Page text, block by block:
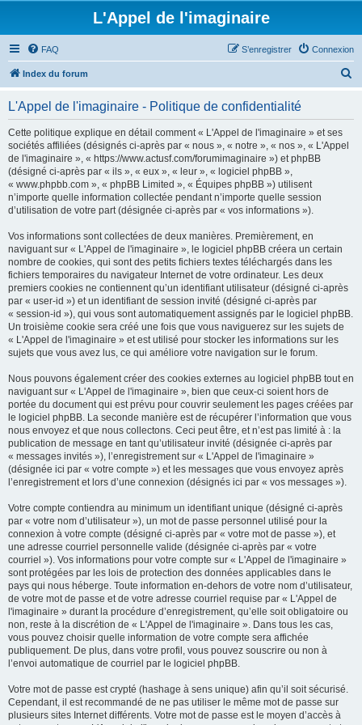
L'Appel de l'imaginaire
FAQ Connexion
S’enregistrer
Index du forum
L'Appel de l'imaginaire - Politique de confidentialité
Cette politique explique en détail comment « L'Appel de l'imaginaire » et ses
sociétés affiliées (désignés ci-après par « nous », « notre », « nos », « L'Appel
de l'imaginaire », « https://www.actusf.com/forumimaginaire ») et phpBB
(désigné ci-après par « ils », « eux », « leur », « logiciel phpBB »,
« www.phpbb.com », « phpBB Limited », « Équipes phpBB ») utilisent
n’importe quelle information collectée pendant n’importe quelle session
d’utilisation de votre part (désignée ci-après par « vos informations »).
Vos informations sont collectées de deux manières. Premièrement, en
naviguant sur « L'Appel de l'imaginaire », le logiciel phpBB créera un certain
nombre de cookies, qui sont des petits fichiers textes téléchargés dans les
fichiers temporaires du navigateur Internet de votre ordinateur. Les deux
premiers cookies ne contiennent qu’un identifiant utilisateur (désigné ci-après
par « user-id ») et un identifiant de session invité (désigné ci-après par
« session-id »), qui vous sont automatiquement assignés par le logiciel phpBB.
Un troisième cookie sera créé une fois que vous naviguerez sur les sujets de
« L'Appel de l'imaginaire » et est utilisé pour stocker les informations sur les
sujets que vous avez lus, ce qui améliore votre navigation sur le forum.
Nous pouvons également créer des cookies externes au logiciel phpBB tout en
naviguant sur « L'Appel de l'imaginaire », bien que ceux-ci soient hors de
portée du document qui est prévu pour couvrir seulement les pages créées par
le logiciel phpBB. La seconde manière est de récupérer l’information que vous
nous envoyez et que nous collectons. Ceci peut être, et n’est pas limité à : la
publication de message en tant qu’utilisateur invité (désignée ci-après par
« messages invités »), l’enregistrement sur « L'Appel de l'imaginaire »
(désignée ici par « votre compte ») et les messages que vous envoyez après
l’enregistrement et lors d’une connexion (désignés ici par « vos messages »).
Votre compte contiendra au minimum un identifiant unique (désigné ci-après
par « votre nom d’utilisateur »), un mot de passe personnel utilisé pour la
connexion à votre compte (désigné ci-après par « votre mot de passe »), et
une adresse courriel personnelle valide (désignée ci-après par « votre
courriel »). Vos informations pour votre compte sur « L'Appel de l'imaginaire »
sont protégées par les lois de protection des données applicables dans le
pays qui nous héberge. Toute information en-dehors de votre nom d’utilisateur,
de votre mot de passe et de votre adresse courriel requise par « L'Appel de
l'imaginaire » durant la procédure d’enregistrement, qu’elle soit obligatoire ou
non, reste à la discrétion de « L'Appel de l'imaginaire ». Dans tous les cas,
vous pouvez choisir quelle information de votre compte sera affichée
publiquement. De plus, dans votre profil, vous pouvez souscrire ou non à
l’envoi automatique de courriel par le logiciel phpBB.
Votre mot de passe est crypté (hashage à sens unique) afin qu’il soit sécurisé.
Cependant, il est recommandé de ne pas utiliser le même mot de passe sur
plusieurs sites Internet différents. Votre mot de passe est le moyen d’accès à